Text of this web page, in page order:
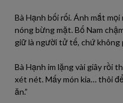
Bà Hạnh bối rối. Ánh mắt
nóng bừng mặt. Bố Nam
giữ là người tử tế, chứ không
Bà Hạnh im lặng vài giây rồi
xét nét. Mấy món kia… thôi
ăn.”